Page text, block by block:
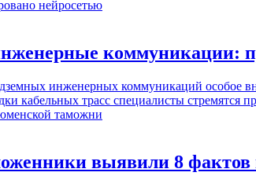
коммуникации:
инженерных коммуникаций особое
кабельных трасс специалисты стремятся
выявили 8 фактов